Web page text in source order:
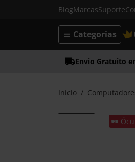
BlogMarcasSuporte
Categorias
Envio Gratuito
Início
🕶️